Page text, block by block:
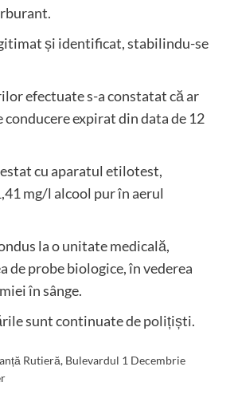
și identificat, stabilindu-se
efectuate s-a constatat că ar
conducere expirat din data de 12
cu aparatul etilotest,
mg/l alcool pur în aerul
la o unitate medicală,
de probe biologice, în vederea
în sânge.
sunt continuate de polițiști.
Rutieră, Bulevardul 1 Decembrie